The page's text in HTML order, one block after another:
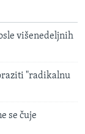
višenedeljnih
"radikalnu
se čuje